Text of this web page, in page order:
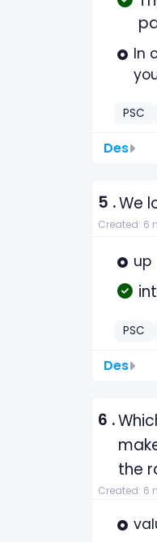
In
PSC
Des
5 .We
Created: 6
up
PSC
Des
6 .
the
Created: 6